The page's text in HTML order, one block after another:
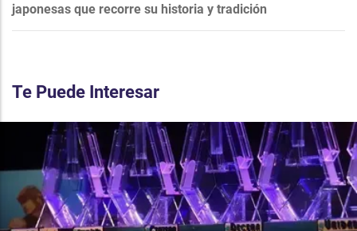
japonesas que recorre su historia y tradición
Te Puede Interesar